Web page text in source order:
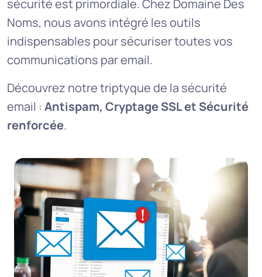
sécurité est primordiale. Chez Domaine Des
Noms, nous avons intégré les outils
indispensables pour sécuriser toutes vos
communications par email.
Découvrez notre triptyque de la sécurité
email : Antispam, Cryptage SSL et Sécurité
renforcée.